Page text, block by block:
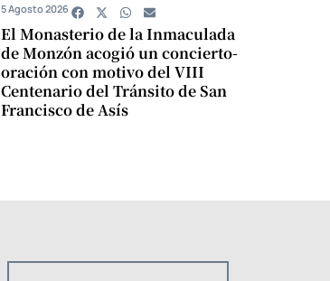
El Monasterio de la Inmaculada
de Monzón acogió un concierto-
oración con motivo del VIII
Centenario del Tránsito de San
Francisco de Asís
5 Agosto 2026